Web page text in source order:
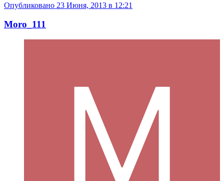
Опубликовано 23 Июня, 2013 в 12:21
Moro_111